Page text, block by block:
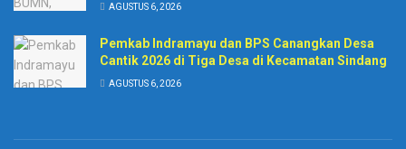
AGUSTUS 6, 2026
Pemkab Indramayu dan BPS Canangkan Desa
Cantik 2026 di Tiga Desa di Kecamatan Sindang
AGUSTUS 6, 2026